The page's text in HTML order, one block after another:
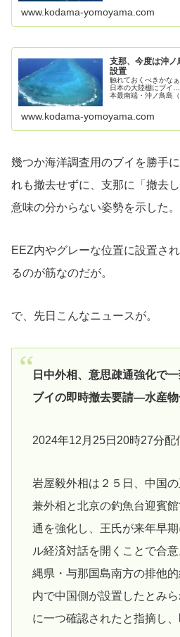
www.kodama-yomoyama.com
支那、今度は沖
設置
触れておくべきかな
日本の大陸棚にブイ
本最南端・沖ノ鳥島
www.kodama-yomoyama.com
幾つか海洋調査用のブイを勝手
れも撤去せずに、支那に「撤去
意味の分からない姿勢を示した。
EEZ内やグレーな位置に設置さ
るのが筋なのだが。
で、先日こんなニュースが。
日中外相、意思疎通強化で
ブイの即時撤去要請―水産
2024年12月25日20時27分配
岩屋毅外相は２５日、中国
兼外相と北京の釣魚台迎賓
通を強化し、王氏が来年早
ル経済対話を開くことで合
縄県・与那国島南方の排他的
内で中国側が設置したとみ
に一つ確認されたと指摘し、